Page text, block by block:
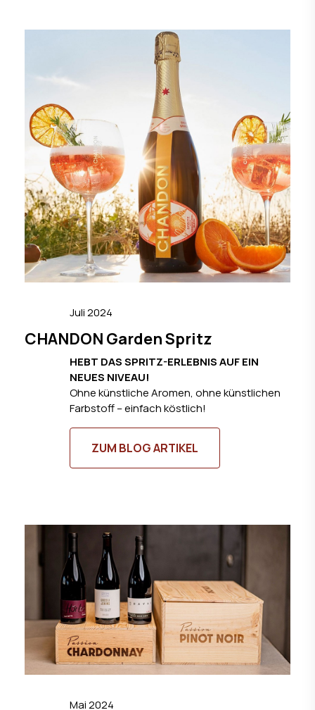
Juli 2024
CHANDON Garden Spritz
HEBT DAS SPRITZ-ERLEBNIS AUF EIN
NEUES NIVEAU!
Ohne künstliche Aromen, ohne künstlichen
Farbstoff – einfach köstlich!
ZUM BLOG ARTIKEL
Mai 2024